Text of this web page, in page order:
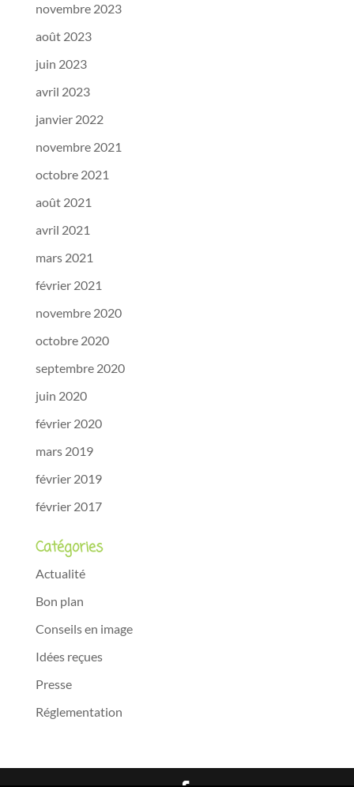
novembre 2023
août 2023
juin 2023
avril 2023
janvier 2022
novembre 2021
octobre 2021
août 2021
avril 2021
mars 2021
février 2021
novembre 2020
octobre 2020
septembre 2020
juin 2020
février 2020
mars 2019
février 2019
février 2017
Catégories
Actualité
Bon plan
Conseils en image
Idées reçues
Presse
Réglementation